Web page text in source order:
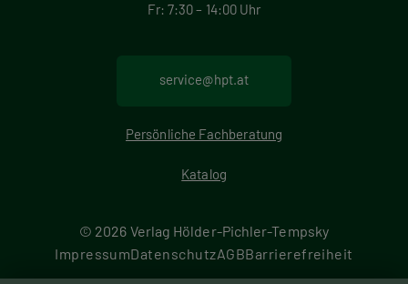
Fr: 7:30 – 14:00 Uhr
service@hpt.at
Persönliche Fachberatung
Katalog
© 2026 Verlag Hölder-Pichler-Tempsky
F
ImpressumDatenschutzAGBBarrierefreiheit